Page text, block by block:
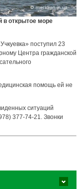
в открытое море
поступил 23
Центра гражданской
помощь ей не
ситуаций
377-74-21. Звонки